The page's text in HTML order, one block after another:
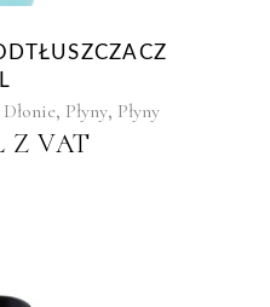
Dłonie, Płyny, Płyny
Z VAT